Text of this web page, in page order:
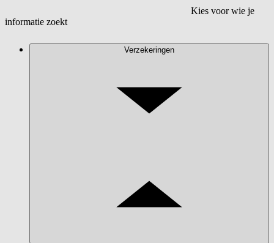
Kies voor wie je
informatie zoekt
Verzekeringen